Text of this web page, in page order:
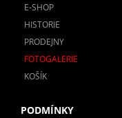
E-SHOP
HISTORIE
PRODEJNY
FOTOGALERIE
KOŠÍK
PODMÍNKY